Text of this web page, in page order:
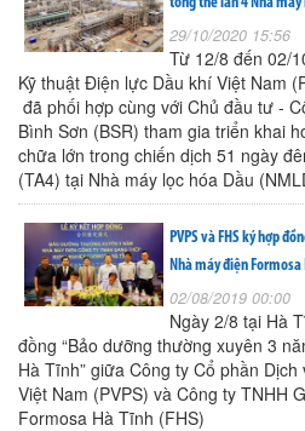
29/10/2020 15:56
Từ 12/8 đến 02/
Kỹ thuật Điện lực Dầu khí Việt Nam
đã phối hợp cùng với Chủ đầu tư -
Bình Sơn (BSR) tham gia triển khai
chữa lớn trong chiến dịch 51 ngày
(TA4) tại Nhà máy lọc hóa Dầu
PVPS và FHS ký hợp
Nhà máy điện Formosa
02/08/2019 00:00
Ngày 2/8 tại Hà
đồng “Bảo dưỡng thường xuyên 3
Hà Tĩnh” giữa Công ty Cổ phần
Việt Nam (PVPS) và Công ty TNHH
Formosa Hà Tĩnh (FHS)